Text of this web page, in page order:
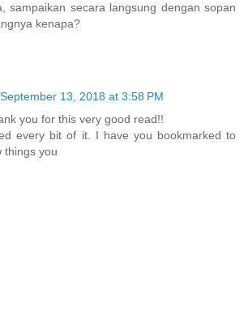
sampaikan secara langsung dengan sopan
kenapa?
September 13, 2018 at 3:58 PM
you for this very good read!!
every bit of it. I have you bookmarked to
things you